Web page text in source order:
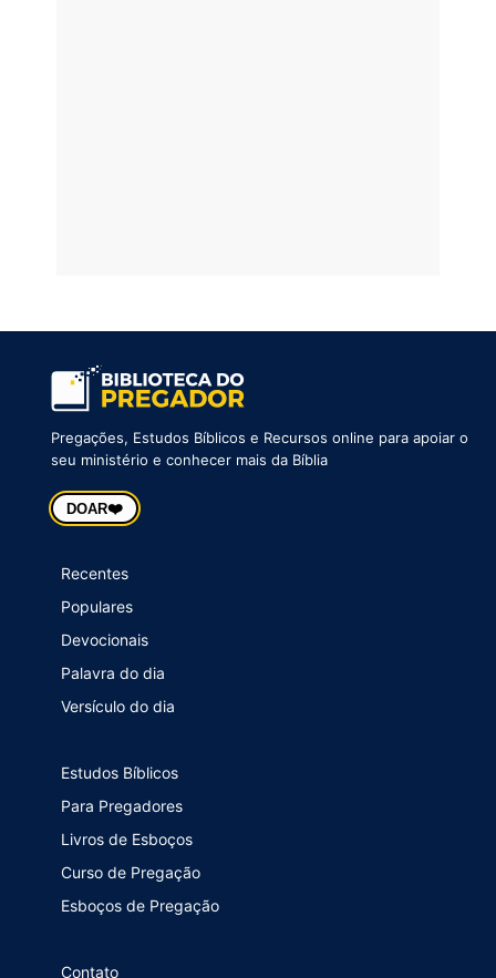
Pregações, Estudos Bíblicos e Recursos online para apoiar o
seu ministério e conhecer mais da Bíblia
DOAR❤️
Recentes
Populares
Devocionais
Palavra do dia
Versículo do dia
Estudos Bíblicos
Para Pregadores
Livros de Esboços
Curso de Pregação
Esboços de Pregação
Contato